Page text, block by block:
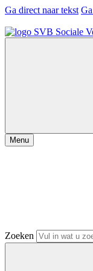
Ga direct naar tekst
Menu
Zoeken